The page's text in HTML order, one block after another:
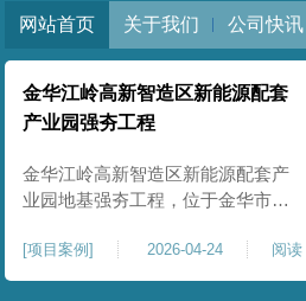
网站首页 关于我们 公司快讯
金华江岭高新智造区新能源配套
产业园强夯工程
金华江岭高新智造区新能源配套产
业园地基强夯工程，位于金华市江
园区重点基建配套项目。本项目地
基强夯处理总面积40000㎡，施工范
[项目案例] 2026-04-24 阅读